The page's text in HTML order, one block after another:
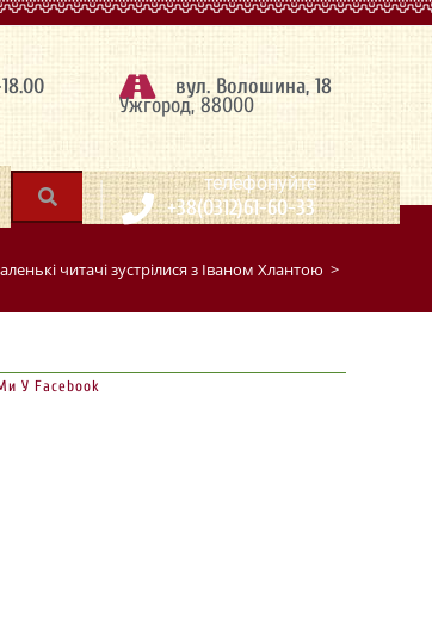
вул. Волошина, 18
Ужгород, 88000
| телефонуйте
+38(0312)61-60-33
читачі зустрілися з Іваном Хлантою >
У Facebook